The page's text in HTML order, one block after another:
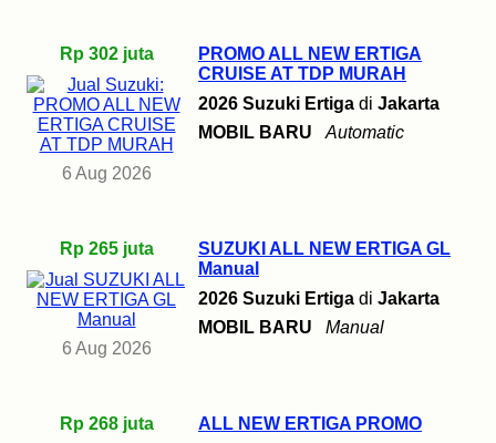
Rp 302 juta
6 Aug 2026
PROMO ALL NEW ERTIGA
CRUISE AT TDP MURAH
2026 Suzuki Ertiga di Jakarta
MOBIL BARU
Automatic
Rp 265 juta
6 Aug 2026
SUZUKI ALL NEW ERTIGA GL
Manual
2026 Suzuki Ertiga di Jakarta
MOBIL BARU
Manual
Rp 268 juta
ALL NEW ERTIGA PROMO